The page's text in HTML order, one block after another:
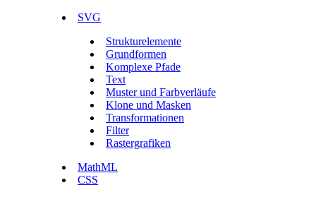
SVG
Strukturelemente
Grundformen
Komplexe Pfade
Text
Muster und Farbverläufe
Klone und Masken
Transformationen
Filter
Rastergrafiken
MathML
CSS